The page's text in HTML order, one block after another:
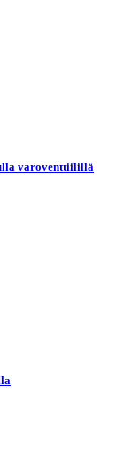
varoventtiilillä